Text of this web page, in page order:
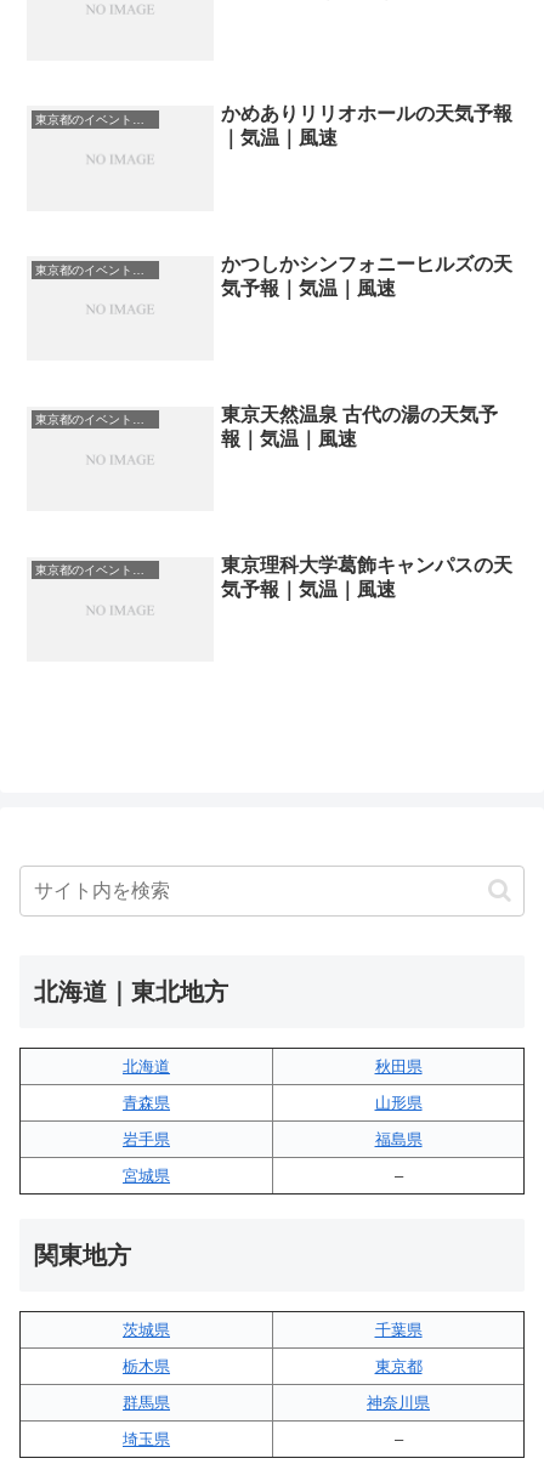
かめありリリオホールの天気予報
｜気温｜風速
かつしかシンフォニーヒルズの天
気予報｜気温｜風速
東京都のイベント会場一覧
東京天然温泉 古代の湯の天気予
報｜気温｜風速
東京理科大学葛飾キャンパスの天
気予報｜気温｜風速
北海道｜東北地方
北海道
秋田県
青森県
山形県
岩手県
福島県
宮城県
–
関東地方
茨城県
千葉県
栃木県
東京都
群馬県
神奈川県
埼玉県
–